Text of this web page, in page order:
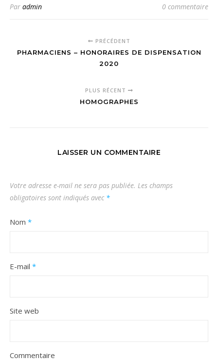
Par admin 0 commentaire
PRÉCÉDENT
PHARMACIENS – HONORAIRES DE DISPENSATION
2020
PLUS RÉCENT
HOMOGRAPHES
LAISSER UN COMMENTAIRE
Votre adresse e-mail ne sera pas publiée. Les champs
obligatoires sont indiqués avec *
Nom *
E-mail *
Site web
Commentaire